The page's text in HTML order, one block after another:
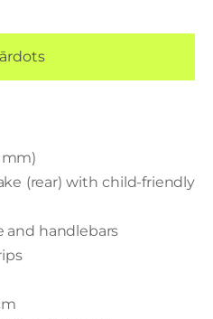
mm)
(rear) with child-friendly
and handlebars